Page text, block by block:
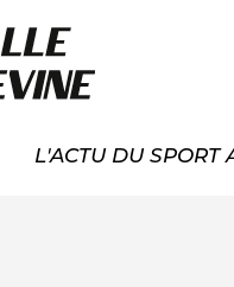
L'ACTU DU SPORT